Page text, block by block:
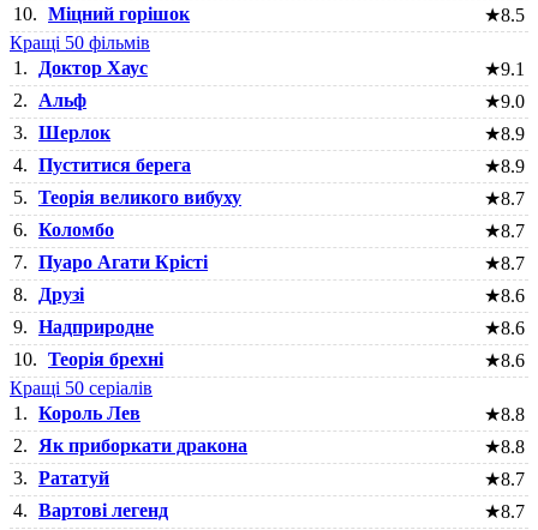
10. Міцний горішок ★8.5
Кращі 50 фільмів
1.
Доктор Хаус ★9.1
2.
Альф ★9.0
3. Шерлок ★8.9
4. Пуститися берега ★8.9
5. Теорія великого вибуху ★8.7
6. Коломбо ★8.7
7. Пуаро Агати Крісті ★8.7
8.
Друзі ★8.6
9. Надприродне ★8.6
10. Теорія брехні ★8.6
Кращі 50 серіалів
1. Король Лев ★8.8
2.
Як приборкати дракона ★8.8
3. Рататуй ★8.7
4. Вартові легенд ★8.7